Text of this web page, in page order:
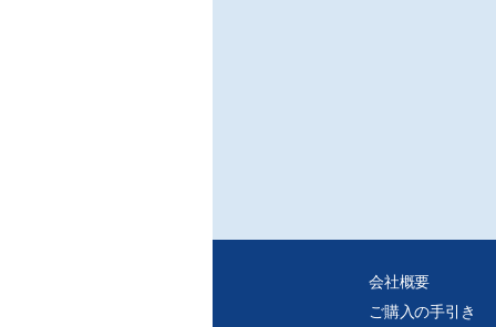
会社概要
ご購入の手引き